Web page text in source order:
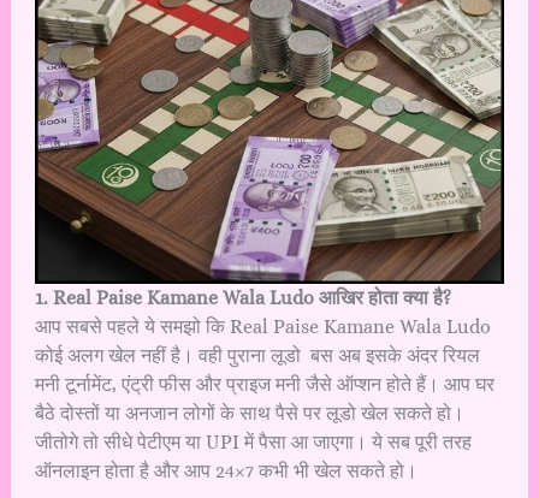
1. Real Paise Kamane Wala Ludo आखिर होता क्या है?
आप सबसे पहले ये समझो कि Real Paise Kamane Wala Ludo
कोई अलग खेल नहीं है। वही पुराना लूडो बस अब इसके अंदर रियल
मनी टूर्नामेंट, एंट्री फीस और प्राइज मनी जैसे ऑप्शन होते हैं। आप घर
बैठे दोस्तों या अनजान लोगों के साथ पैसे पर लूडो खेल सकते हो।
जीतोगे तो सीधे पेटीएम या UPI में पैसा आ जाएगा। ये सब पूरी तरह
ऑनलाइन होता है और आप 24×7 कभी भी खेल सकते हो।